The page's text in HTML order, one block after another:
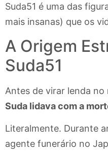
Suda51 é uma das
mais insanas) que os
A Origem
Suda51
Antes de virar lenda
Suda lidava com a
Literalmente. Durante
agente funerário no